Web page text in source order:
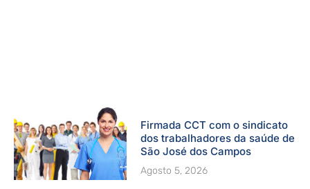
Firmada CCT com o sindicato
dos trabalhadores da saúde de
São José dos Campos
Agosto 5, 2026